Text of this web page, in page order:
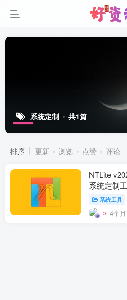
系统定制 共1篇
排序 更新 浏览 点赞 评论
NTLite
系统定制
系统工具
4个